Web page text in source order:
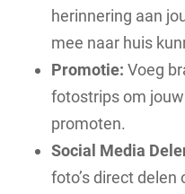
herinnering aan
mee naar huis
Promotie: Voeg
fotostrips om
promoten.
Social Media
foto’s direct